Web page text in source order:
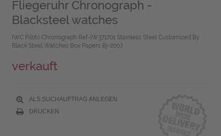
Fliegeruhr Chronograph -
Blacksteel watches
IWC Pilots Chronograph Ref-IW371701 Stainless Steel Customized By
Black Steel Watches Box Papers Bj-2007
verkauft
ALS SUCHAUFTRAG ANLEGEN
DRUCKEN